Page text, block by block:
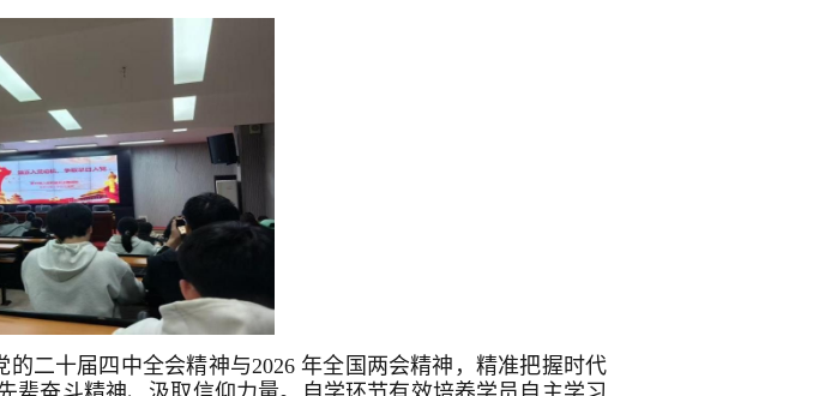
二十届四中全会精神与2026 年全国两会精神，精准把握时代